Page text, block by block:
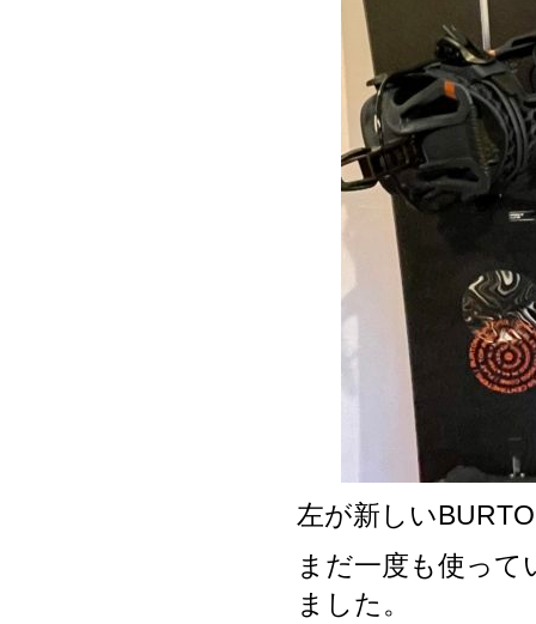
左が新しい
まだ一度も使って
ました。